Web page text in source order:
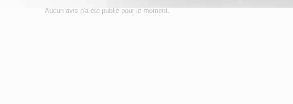
Aucun avis n'a été publié pour le moment.